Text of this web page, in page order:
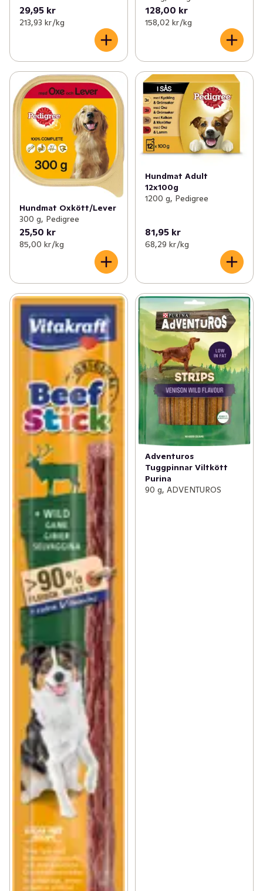
29,95 kr
213,93 kr /kg
128,00 kr
158,02 kr /kg
Hundmat Oxkött/Lever
300 g, Pedigree
25,50 kr
85,00 kr /kg
Hundmat Adult
12x100g
1200 g, Pedigree
81,95 kr
68,29 kr /kg
Adventuros
Tuggpinnar Viltkött
Purina
90 g, ADVENTUROS